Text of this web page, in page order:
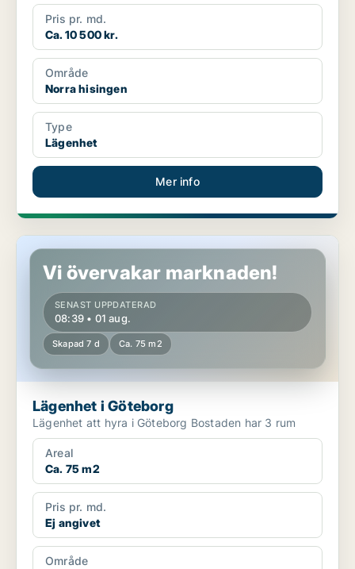
Pris pr. md.
Ca. 10 500 kr.
Område
Norra hisingen
Type
Lägenhet
Mer info
Lägenhet i Göteborg
Vi övervakar marknaden!
SENAST UPPDATERAD
08:39 • 01 aug.
Skapad 7 d Ca. 75 m2
Lägenhet i Göteborg
Lägenhet att hyra i Göteborg Bostaden har 3 rum
Areal
Ca. 75 m2
Pris pr. md.
Ej angivet
Område